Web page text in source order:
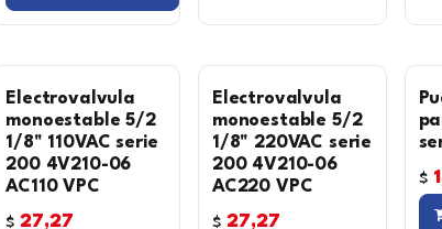
la lista de deseos
Electrovalvula
monoestable 5/2
1/8" 110VAC serie
200 4V210-06
AC110 VPC
$27,27
Electrovalvula
monoestable 5/2
1/8" 220VAC serie
200 4V210-06
AC220 VPC
$ 27,27
$